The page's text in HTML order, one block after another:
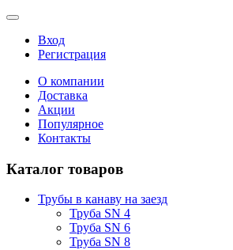
Вход
Регистрация
О компании
Доставка
Акции
Популярное
Контакты
Каталог товаров
Трубы в канаву на заезд
Труба SN 4
Труба SN 6
Труба SN 8